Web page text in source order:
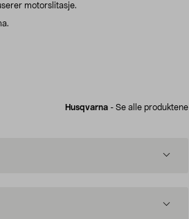
motorslitasje.
Husqvarna - Se alle produktene